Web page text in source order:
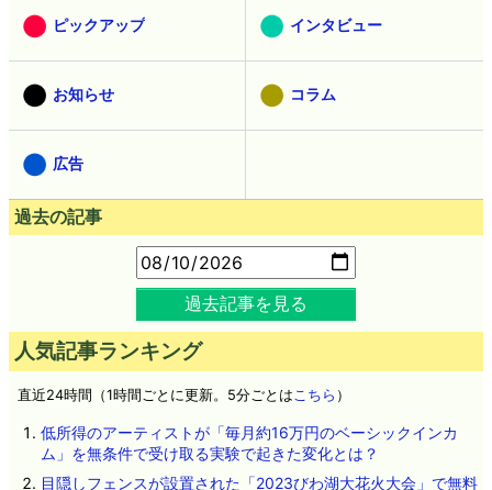
ピックアップ インタビュー
お知らせ コラム
広告
過去の記事
過去記事を見る
人気記事ランキング
直近24時間（1時間ごとに更新。5分ごとは こちら ）
低所得のアーティストが「毎月約16万円のベーシックインカ
ム」を無条件で受け取る実験で起きた変化とは？
目隠しフェンスが設置された「2023びわ湖大花火大会」で無料